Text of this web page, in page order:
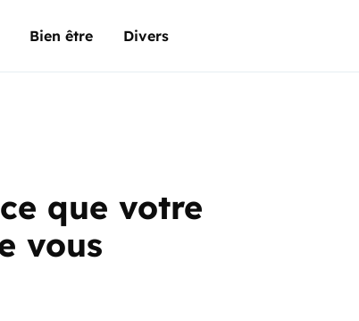
Bien être Divers
que votre
vous